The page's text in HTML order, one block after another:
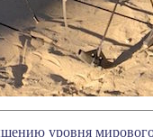
уровня